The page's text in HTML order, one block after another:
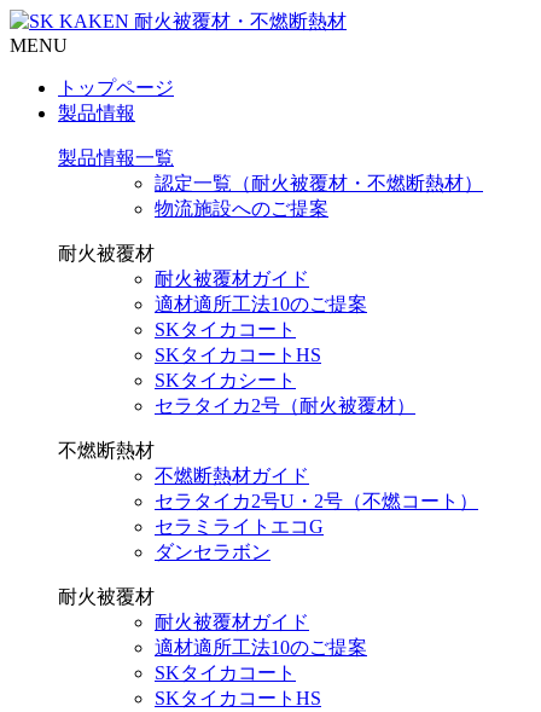
MENU
トップページ
製品情報
製品情報一覧
認定一覧（耐火被覆材・不燃断熱材）
物流施設へのご提案
耐火被覆材
耐火被覆材ガイド
適材適所工法10のご提案
SKタイカコート
SKタイカコートHS
SKタイカシート
セラタイカ2号（耐火被覆材）
不燃断熱材
不燃断熱材ガイド
セラタイカ2号U・2号（不燃コート）
セラミライトエコG
ダンセラボン
耐火被覆材
耐火被覆材ガイド
適材適所工法10のご提案
SKタイカコート
SKタイカコートHS